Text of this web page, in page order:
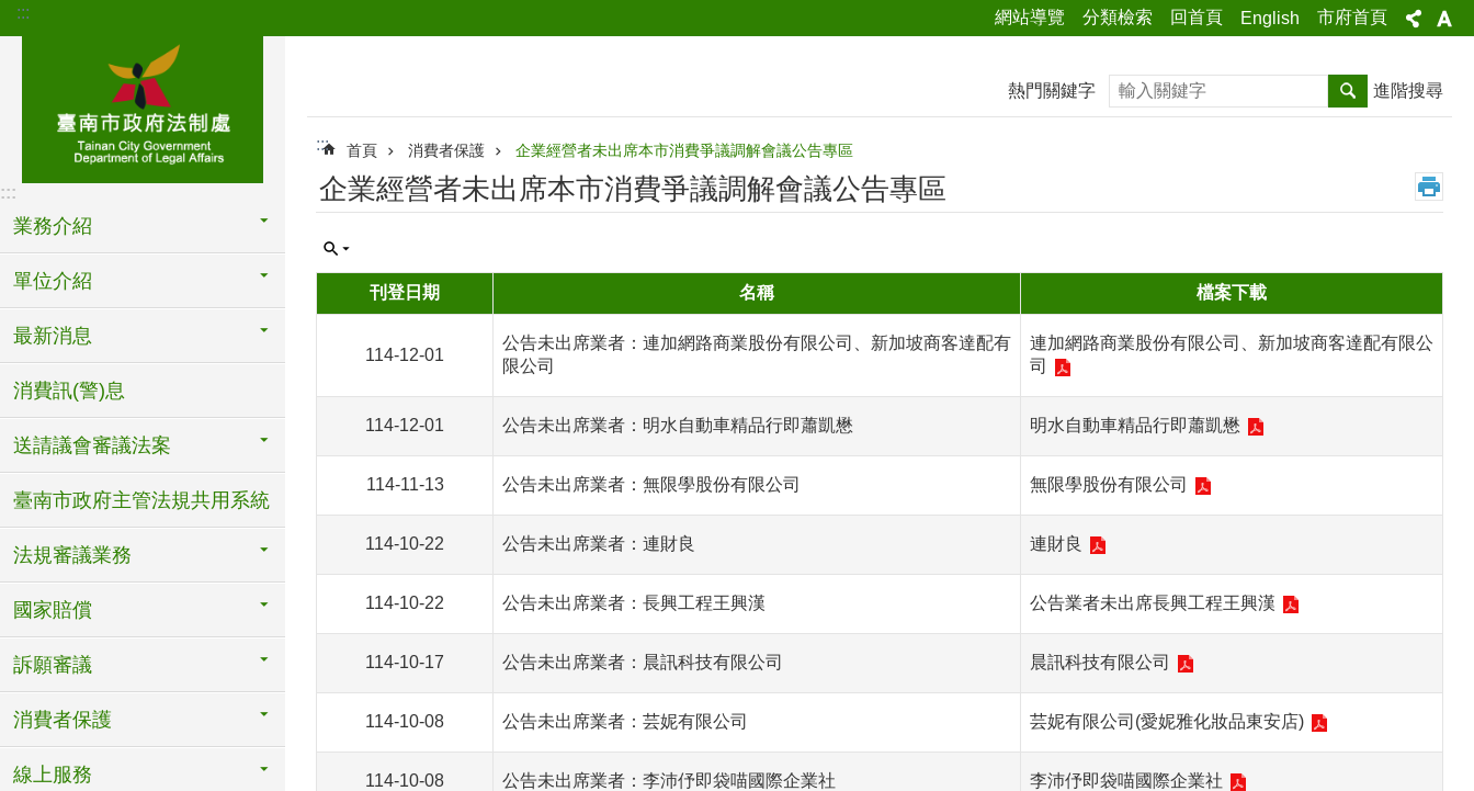
跳到主要內容區塊
::: 網站導覽 分類檢索 回首頁 English 市府首頁
:::
業務介紹
單位介紹
最新消息
消費訊(警)息
送請議會審議法案
臺南市政府主管法規共用系統
法規審議業務
國家賠償
訴願審議
消費者保護
線上服務
熱門關鍵字 搜尋 進階搜尋
::: 首頁 消費者保護 企業經營者未出席本市消費爭議調解會議公告專區
企業經營者未出席本市消費爭議調解會議公告專區
刊登日期 名稱 檔案下載
114-12-01
公告未出席業者：連加網路商業股份有限公司、新加坡商客達配有
限公司
連加網路商業股份有限公司、新加坡商客達配有限公
司
114-12-01 公告未出席業者：明水自動車精品行即蕭凱懋 明水自動車精品行即蕭凱懋
114-11-13 公告未出席業者：無限學股份有限公司 無限學股份有限公司
114-10-22 公告未出席業者：連財良 連財良
114-10-22 公告未出席業者：長興工程王興漢 公告業者未出席長興工程王興漢
114-10-17 公告未出席業者：晨訊科技有限公司 晨訊科技有限公司
114-10-08 公告未出席業者：芸妮有限公司 芸妮有限公司(愛妮雅化妝品東安店)
114-10-08 公告未出席業者：李沛伃即袋喵國際企業社 李沛伃即袋喵國際企業社